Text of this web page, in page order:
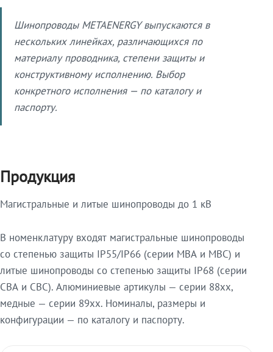
Шинопроводы METAENERGY выпускаются в
нескольких линейках, различающихся по
материалу проводника, степени защиты и
конструктивному исполнению. Выбор
конкретного исполнения — по каталогу и
паспорту.
Продукция
Магистральные и литые шинопроводы до 1 кВ
В номенклатуру входят магистральные шинопроводы
со степенью защиты IP55/IP66 (серии МВА и МВС) и
литые шинопроводы со степенью защиты IP68 (серии
СВА и СВС). Алюминиевые артикулы — серии 88xx,
медные — серии 89xx. Номиналы, размеры и
конфигурации — по каталогу и паспорту.